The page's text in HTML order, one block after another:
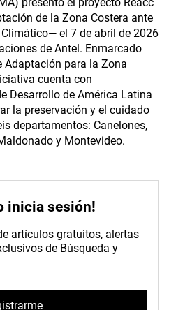
de la Zona Costera ante
el 7 de abril de 2026
de Antel. Enmarcado
Adaptación para la Zona
cuenta con
Desarrollo de América Latina
la preservación y el cuidado
departamentos: Canelones,
y Montevideo.
inicia sesión!
artículos gratuitos, alertas
de Búsqueda y